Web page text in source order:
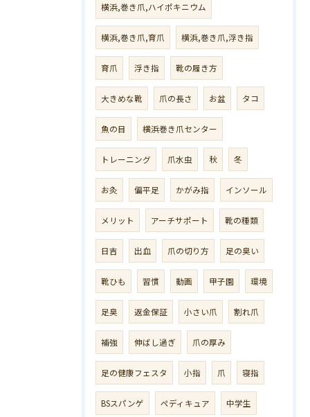
横浜,巻き爪,ハイポキニウム
横浜,巻き爪,育爪 横浜,巻き爪,浮き指
育爪 浮き指 靴の履き方
大きめな靴 爪の長さ お盆 タコ
魚の目 横浜巻き爪センター
トレーニング 爪水虫 秋 冬
お灸 偏平足 かがみ指 インソール
メリット アーチサポート 靴の種類
日吉 出血 爪の切り方 足の臭い
靴ひも 習慣 動画 甲子園 環境
足臭 返金保証 小さい爪 割れ爪
補強 伸ばし過ぎ 爪の厚み
足の健康フェスタ 小指 爪 寝指
BSスパンゲ ペディキュア 中学生